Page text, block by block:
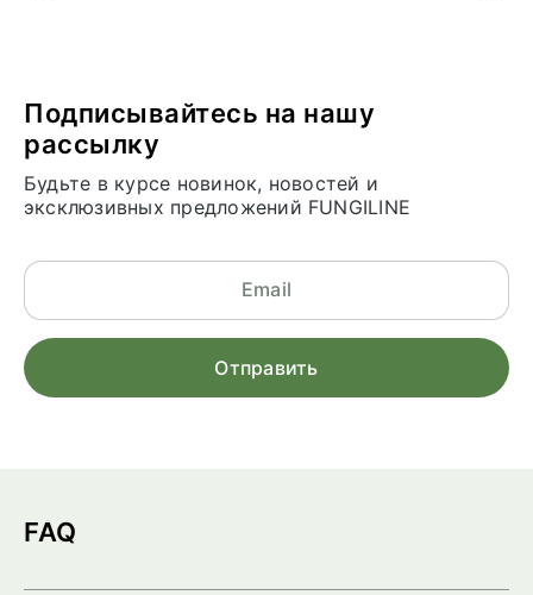
Подписывайтесь на нашу
рассылку
Будьте в курсе новинок, новостей и
эксклюзивных предложений FUNGILINE
FAQ